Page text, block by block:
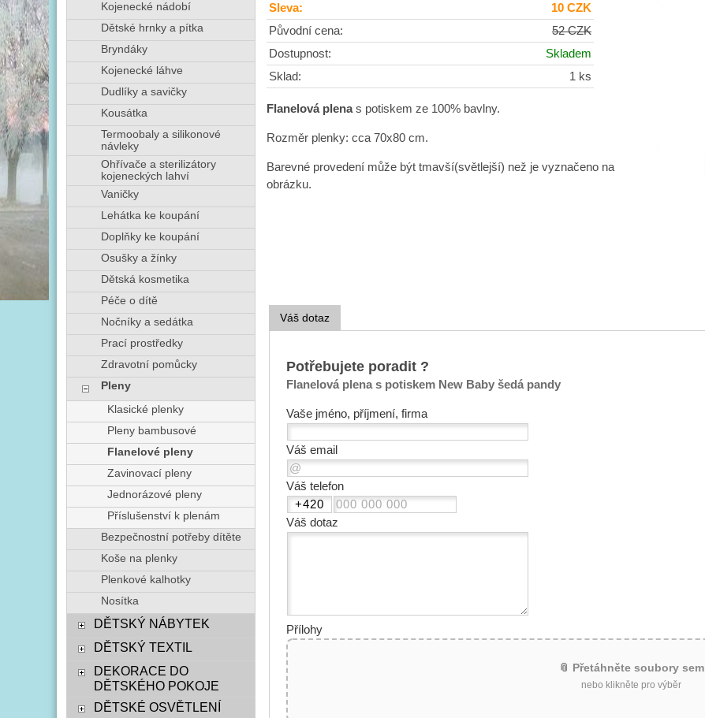
Sleva:
10 CZK
Původní cena:
52 CZK
Dostupnost:
Skladem
Sklad:
1 ks
Flanelová plenas potiskem ze 100% bavlny.
Rozměr plenky: cca 70x80 cm.
Barevné provedení může být tmavší(světlejší) než je vyznačeno na
obrázku.
Váš dotaz
Potřebujete poradit ?
Flanelová plena s potiskem New Baby šedá pandy
Vaše jméno, příjmení, firma
Váš email
Váš telefon
Váš dotaz
Přílohy
📎 Přetáhněte soubory sem
nebo klikněte pro výběr
Kojenecké nádobí
Dětské hrnky a pítka
Bryndáky
Kojenecké láhve
Dudlíky a savičky
Kousátka
Termoobaly a silikonové
návleky
Ohřívače a sterilizátory
kojeneckých lahví
Vaničky
Lehátka ke koupání
Doplňky ke koupání
Osušky a žínky
Dětská kosmetika
Péče o dítě
Nočníky a sedátka
Prací prostředky
Zdravotní pomůcky
Pleny
Klasické plenky
Pleny bambusové
Flanelové pleny
Zavinovací pleny
Jednorázové pleny
Příslušenství k plenám
Bezpečnostní potřeby dítěte
Koše na plenky
Plenkové kalhotky
Nosítka
DĚTSKÝ NÁBYTEK
DĚTSKÝ TEXTIL
DEKORACE DO
DĚTSKÉHO POKOJE
DĚTSKÉ OSVĚTLENÍ